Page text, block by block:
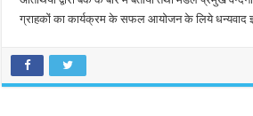
ग्राहकों का कार्यक्रम के सफल आयोजन के लिये धन्यवाद